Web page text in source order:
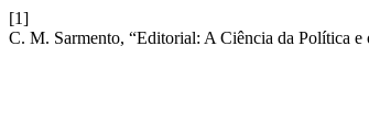
[1]
C. M. Sarmento, “Editorial: A Ciência da Política